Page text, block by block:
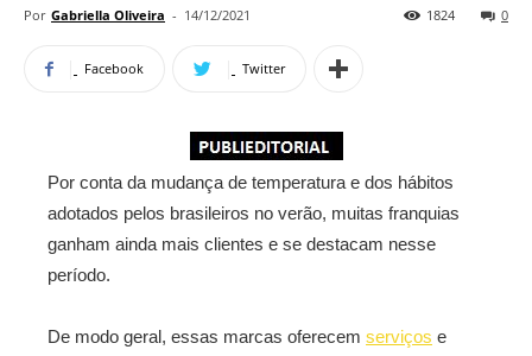
Por Gabriella Oliveira - 14/12/2021 0
1824
Facebook Twitter
Por conta da mudança de temperatura e dos hábitos
adotados pelos brasileiros no verão, muitas franquias
ganham ainda mais clientes e se destacam nesse
período.
De modo geral, essas marcas oferecem serviços e